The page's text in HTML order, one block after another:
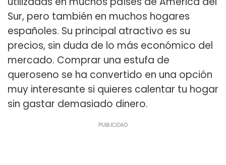
Sur, pero también en muchos hogares
españoles. Su principal atractivo es su
precios, sin duda de lo más económico del
mercado. Comprar una estufa de
queroseno se ha convertido en una opción
muy interesante si quieres calentar tu hogar
sin gastar demasiado dinero.